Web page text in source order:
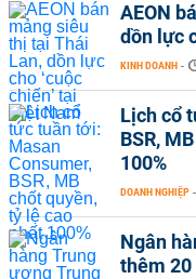
AEON
dồn lực
KINH DOANH -
Lịch cổ
BSR,
100%
DOANH NGHIỆP -
Ngân
thêm 20